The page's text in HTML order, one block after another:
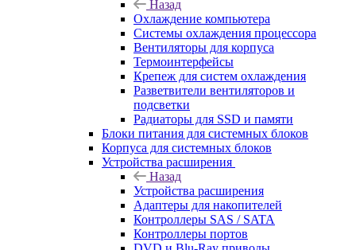
Назад
Охлаждение компьютера
Системы охлаждения процессора
Вентиляторы для корпуса
Термоинтерфейсы
Крепеж для систем охлаждения
Разветвители вентиляторов и
подсветки
Радиаторы для SSD и памяти
Блоки питания для системных блоков
Корпуса для системных блоков
Устройства расширения
Назад
Устройства расширения
Адаптеры для накопителей
Контроллеры SAS / SATA
Контроллеры портов